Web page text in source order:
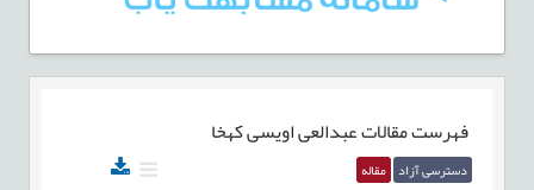
فهرست مقالاتعبدالعی اویسی کهخا
دسترسی آزاد مقاله